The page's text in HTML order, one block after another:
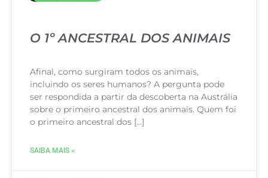
O 1º ANCESTRAL DOS ANIMAIS
Afinal, como surgiram todos os animais,
incluindo os seres humanos? A pergunta pode
ser respondida a partir da descoberta na Austrália
sobre o primeiro ancestral dos animais. Quem foi
o primeiro ancestral dos […]
SAIBA MAIS »